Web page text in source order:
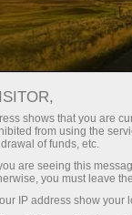
สำหรับเทรดเด
FDX
325.63 (%)
shows that you are
from using the
of funds, etc.
are seeing this
you must leave
IP address show your